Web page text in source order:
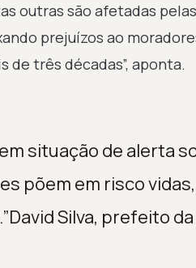
outras são afetadas
prejuízos ao
de três décadas”, aponta.
situação de alerta
põem em risco
Silva, prefeito